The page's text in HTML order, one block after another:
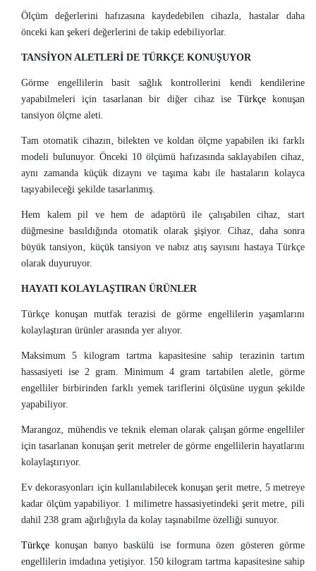
Ölçüm değerlerini hafızasına kaydedebilen cihazla‚ hastalar daha
önceki kan şekeri değerlerini de takip edebiliyorlar.
TANSİYON ALETLERİ DE TÜRKÇE KONUŞUYOR
Görme engellilerin basit sağlık kontrollerini kendi kendilerine
yapabilmeleri için tasarlanan bir diğer cihaz ise Türkçekonuşan
tansiyon ölçme aleti.
Tam otomatik cihazın‚ bilekten ve koldan ölçme yapabilen iki farklı
modeli bulunuyor. Önceki 10 ölçümü hafızasında saklayabilen cihaz‚
aynı zamanda küçük dizaynı ve taşıma kabı ile hastaların kolayca
taşıyabileceği şekilde tasarlanmış.
Hem kalem pil ve hem de adaptörü ile çalışabilen cihaz‚ start
düğmesine basıldığında otomatik olarak şişiyor. Cihaz‚ daha sonra
büyük tansiyon‚ küçük tansiyon ve nabız atış sayısını hastaya Türkçe
olarak duyuruyor.
HAYATI KOLAYLAŞTIRAN ÜRÜNLER
Türkçe konuşan mutfak terazisi de görme engellilerin yaşamlarını
kolaylaştıran ürünler arasında yer alıyor.
Maksimum 5 kilogram tartma kapasitesine sahip terazinin tartım
hassasiyeti ise 2 gram. Minimum 4 gram tartabilen aletle‚ görme
engelliler birbirinden farklı yemek tariflerini ölçüsüne uygun şekilde
yapabiliyor.
Marangoz‚ mühendis ve teknik eleman olarak çalışan görme engelliler
için tasarlanan konuşan şerit metreler de görme engellilerin hayatlarını
kolaylaştırıyor.
Ev dekorasyonları için kullanılabilecek konuşan şerit metre‚ 5 metreye
kadar ölçüm yapabiliyor. 1 milimetre hassasiyetindeki şerit metre‚ pili
dahil 238 gram ağırlığıyla da kolay taşınabilme özelliği sunuyor.
Türkçe konuşan banyo baskülü ise formuna özen gösteren görme
engellilerin imdadına yetişiyor. 150 kilogram tartma kapasitesine sahip